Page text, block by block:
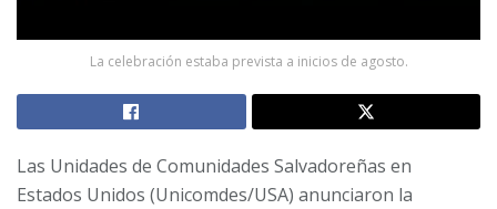
La celebración estaba prevista a inicios de agosto.
Las Unidades de Comunidades Salvadoreñas en
Estados Unidos (Unicomdes/USA) anunciaron la